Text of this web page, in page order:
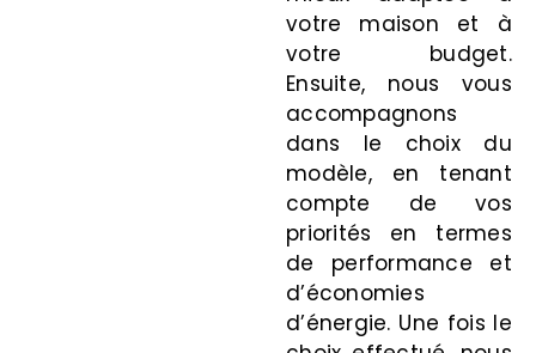
votre maison et à
votre budget.
Ensuite, nous vous
accompagnons
dans le choix du
modèle, en tenant
compte de vos
priorités en termes
de performance et
d’économies
d’énergie. Une fois le